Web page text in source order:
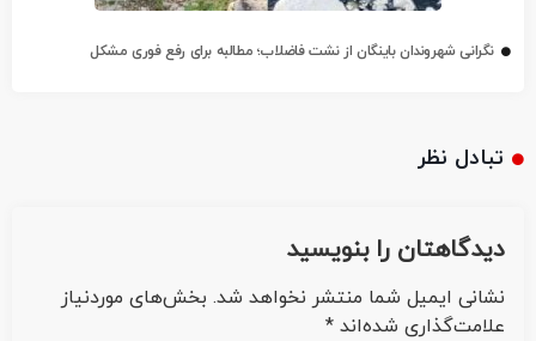
نگرانی شهروندان باینگان از نشت فاضلاب؛ مطالبه برای رفع فوری مشکل
تبادل نظر
دیدگاهتان را بنویسید
نشانی ایمیل شما منتشر نخواهد شد. بخش‌های موردنیاز
علامت‌گذاری شده‌اند *